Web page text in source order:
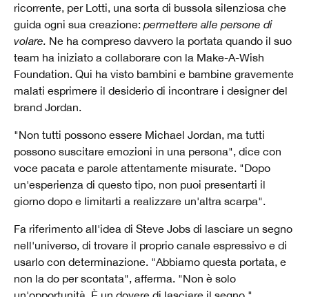
ricorrente, per Lotti, una sorta di bussola silenziosa che
guida ogni sua creazione: permettere alle persone di
volare. Ne ha compreso davvero la portata quando il suo
team ha iniziato a collaborare con la Make-A-Wish
Foundation. Qui ha visto bambini e bambine gravemente
malati esprimere il desiderio di incontrare i designer del
brand Jordan.
"Non tutti possono essere Michael Jordan, ma tutti
possono suscitare emozioni in una persona", dice con
voce pacata e parole attentamente misurate. "Dopo
un'esperienza di questo tipo, non puoi presentarti il
giorno dopo e limitarti a realizzare un'altra scarpa".
Fa riferimento all'idea di Steve Jobs di lasciare un segno
nell'universo, di trovare il proprio canale espressivo e di
usarlo con determinazione. "Abbiamo questa portata, e
non la do per scontata", afferma. "Non è solo